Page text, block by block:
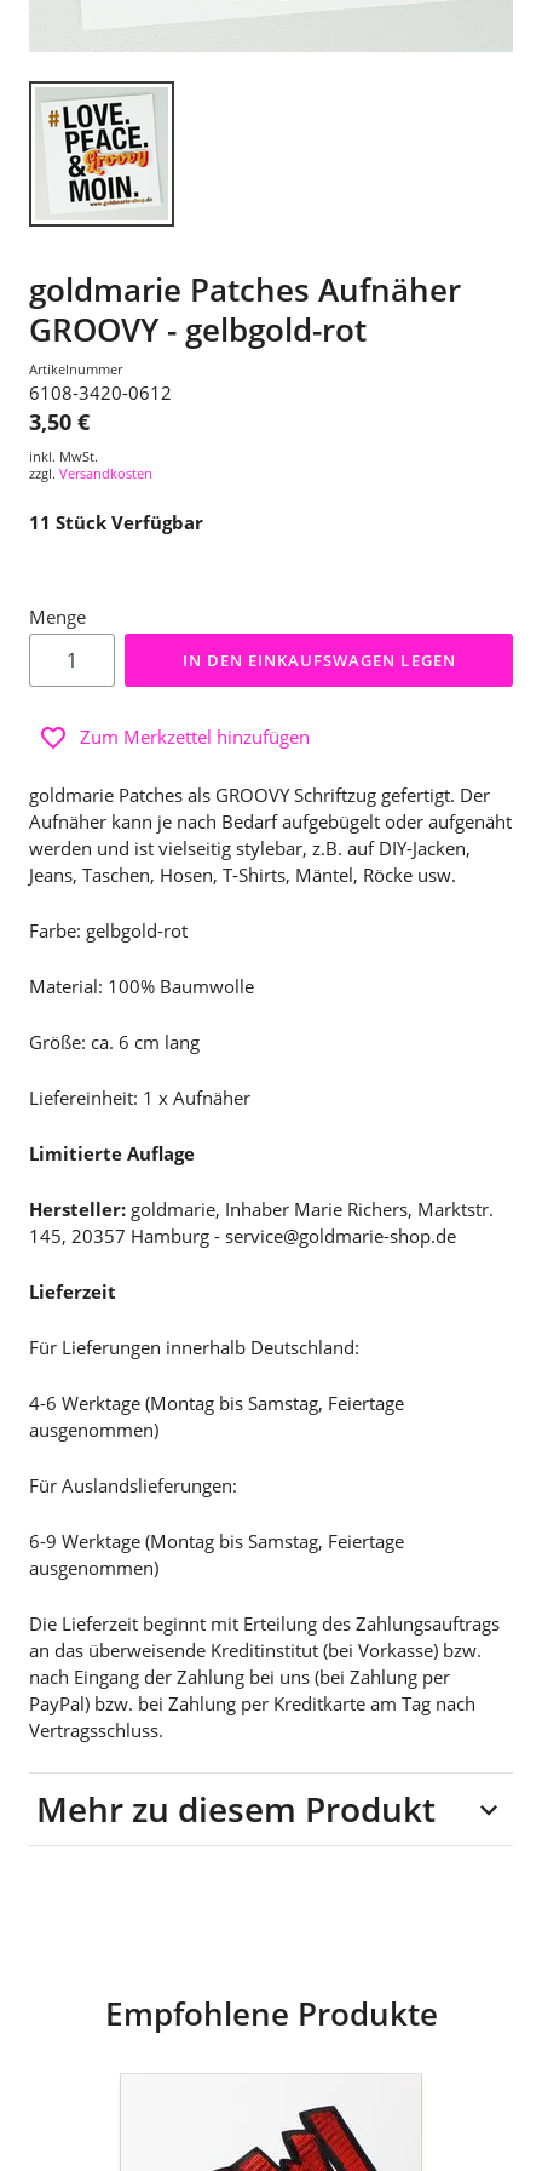
goldmarie Patches Aufnäher
GROOVY - gelbgold-rot
Artikelnummer
6108-3420-0612
3,50 €
inkl. MwSt.
zzgl. Versandkosten
11 Stück Verfügbar
Menge
IN DEN EINKAUFSWAGEN LEGEN
Zum Merkzettel hinzufügen
goldmarie Patches als GROOVY Schriftzug gefertigt. Der
Aufnäher kann je nach Bedarf aufgebügelt oder aufgenäht
werden und ist vielseitig stylebar, z.B. auf DIY-Jacken,
Jeans, Taschen, Hosen, T-Shirts, Mäntel, Röcke usw.
Farbe: gelbgold-rot
Material: 100% Baumwolle
Größe: ca. 6 cm lang
Liefereinheit: 1 x Aufnäher
Limitierte Auflage
Hersteller: goldmarie, Inhaber Marie Richers, Marktstr.
145, 20357 Hamburg - service@goldmarie-shop.de
Lieferzeit
Für Lieferungen innerhalb Deutschland:
4-6 Werktage (Montag bis Samstag, Feiertage
ausgenommen)
Für Auslandslieferungen:
6-9 Werktage (Montag bis Samstag, Feiertage
ausgenommen)
Die Lieferzeit beginnt mit Erteilung des Zahlungsauftrags
an das überweisende Kreditinstitut (bei Vorkasse) bzw.
nach Eingang der Zahlung bei uns (bei Zahlung per
PayPal) bzw. bei Zahlung per Kreditkarte am Tag nach
Vertragsschluss.
Mehr zu diesem Produkt
Empfohlene Produkte